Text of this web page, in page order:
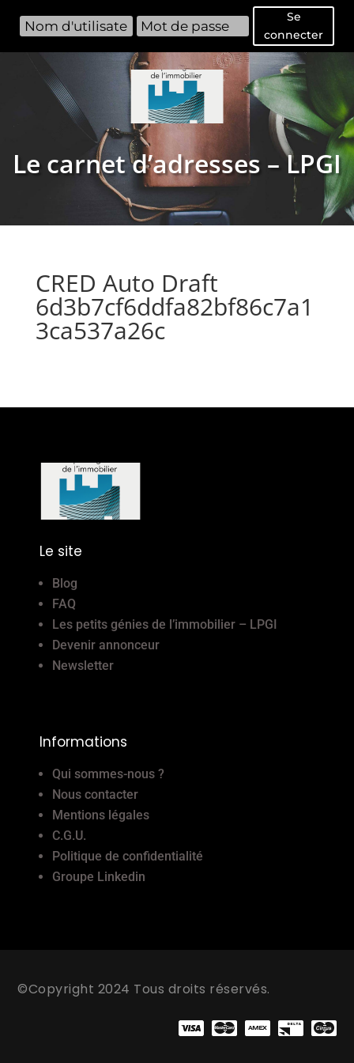
Se
connecter
Le carnet d’adresses – LPGI
CRED Auto Draft
6d3b7cf6ddfa82bf86c7a1
3ca537a26c
Le site
Blog
FAQ
Les petits génies de l’immobilier – LPGI
Devenir annonceur
Newsletter
Informations
Qui sommes-nous ?
Nous contacter
Mentions légales
C.G.U.
Politique de confidentialité
Groupe Linkedin
©Copyright 2024 Tous droits réservés.